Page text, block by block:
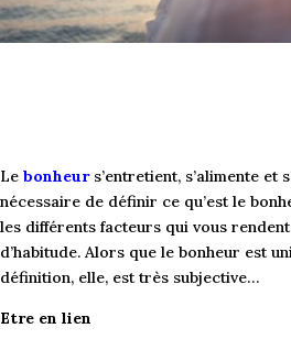
Le bonheurs’entretient, s’alimente et
nécessaire de définir ce qu’est le
les différents facteurs qui vous
d’habitude. Alors que le bonheur est
définition, elle, est très subjective…
Etre en lien